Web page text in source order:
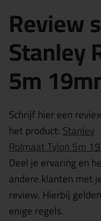
Review
Stanley
5m
Schrijf hier een
het product:Stanley
Rolmaat Tylon 5m
Deel je ervaring en
andere klanten met
review. Hierbij
enige regels.